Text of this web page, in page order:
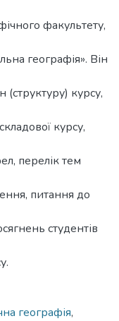
факультету,
географія». Він
(структуру) курсу,
курсу,
перелік тем
питання до
студентів
географія,